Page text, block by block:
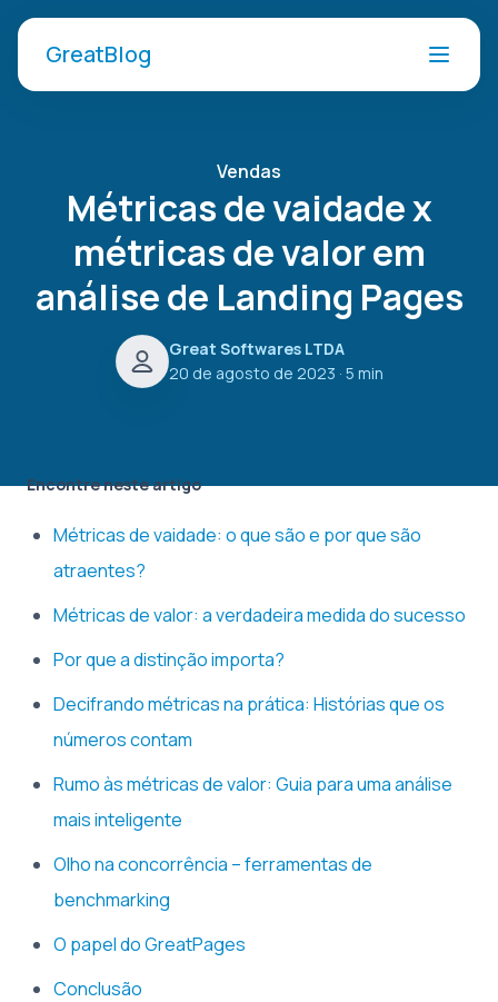
GreatBlog
Vendas
Métricas de vaidade x
métricas de valor em
análise de Landing Pages
Great Softwares LTDA
20 de agosto de 2023 · 5 min
Encontre neste artigo
Métricas de vaidade: o que são e por que são
atraentes?
Métricas de valor: a verdadeira medida do sucesso
Por que a distinção importa?
Decifrando métricas na prática: Histórias que os
números contam
Rumo às métricas de valor: Guia para uma análise
mais inteligente
Olho na concorrência – ferramentas de
benchmarking
O papel do GreatPages
Conclusão